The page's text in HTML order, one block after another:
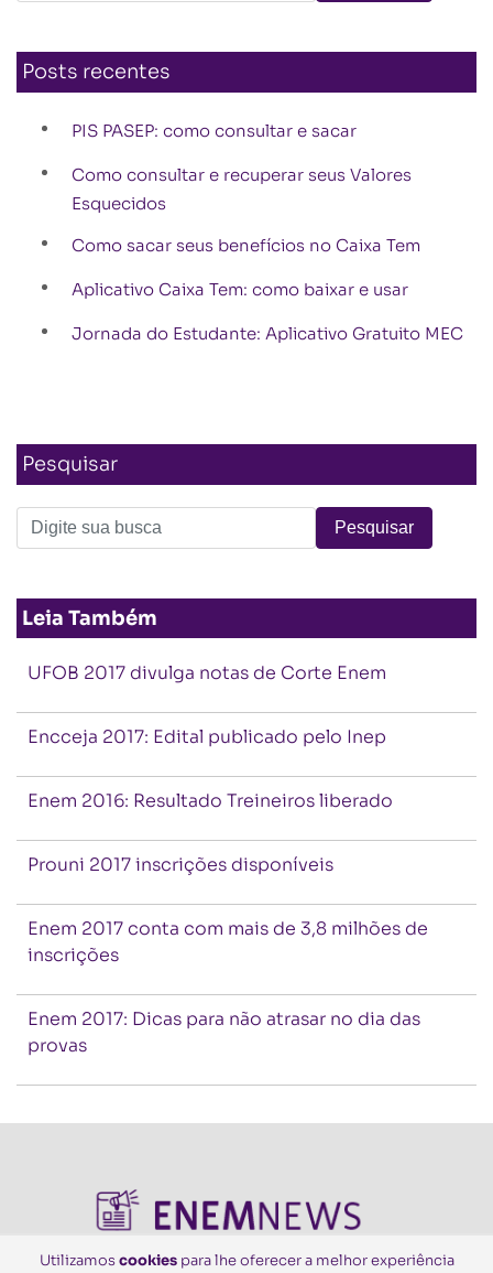
Posts recentes
PIS PASEP: como consultar e sacar
Como consultar e recuperar seus Valores
Esquecidos
Como sacar seus benefícios no Caixa Tem
Aplicativo Caixa Tem: como baixar e usar
Jornada do Estudante: Aplicativo Gratuito MEC
Pesquisar
Leia Também
UFOB 2017 divulga notas de Corte Enem
Encceja 2017: Edital publicado pelo Inep
Enem 2016: Resultado Treineiros liberado
Prouni 2017 inscrições disponíveis
Enem 2017 conta com mais de 3,8 milhões de
inscrições
Enem 2017: Dicas para não atrasar no dia das
provas
Utilizamoscookiespara lhe oferecer a melhor experiência